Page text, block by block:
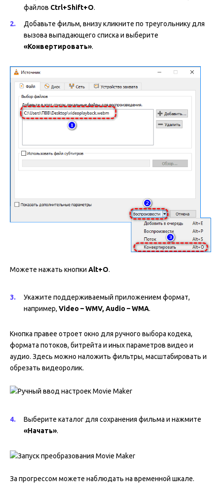
файлов Ctrl+Shift+O.
Добавьте фильм, внизу кликните по треугольнику для
вызова выпадающего списка и выберите
«Конвертировать».
Можете нажать кнопки Alt+O.
Укажите поддерживаемый приложением формат,
например, Video – WMV, Audio – WMA.
Кнопка правее отроет окно для ручного выбора кодека,
формата потоков, битрейта и иных параметров видео и
аудио. Здесь можно наложить фильтры, масштабировать и
обрезать видеоролик.
Выберите каталог для сохранения фильма и нажмите
«Начать».
За прогрессом можете наблюдать на временной шкале.